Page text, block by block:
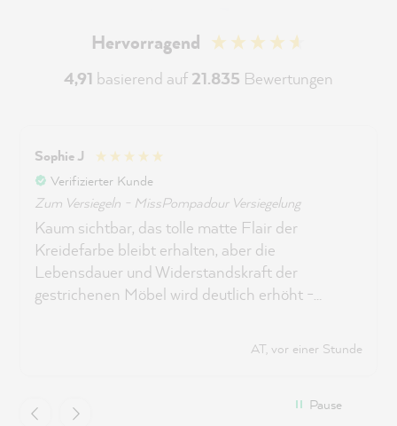
Hervorragend
4,91 basierend auf 21.835 Bewertungen
Sophie J
Verifizierter Kunde
Zum Versiegeln - MissPompadour Versiegelung
Kaum sichtbar, das tolle matte Flair der
Kreidefarbe bleibt erhalten, aber die
Lebensdauer und Widerstandskraft der
gestrichenen Möbel wird deutlich erhöht -
AT, vor einer Stunde
Pause